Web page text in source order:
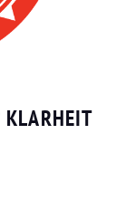
KLARHEIT